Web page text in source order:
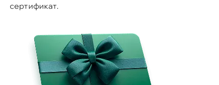
сертификат.